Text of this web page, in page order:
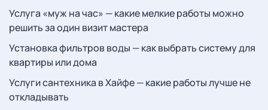
Услуга «муж на час» — какие мелкие работы можно
решить за один визит мастера
Установка фильтров воды — как выбрать систему для
квартиры или дома
Услуги сантехника в Хайфе — какие работы лучше не
откладывать